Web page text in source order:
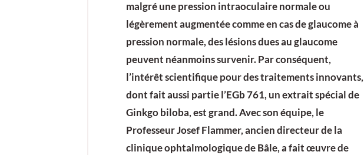
malgré une pression intraoculaire normale ou
légèrement augmentée comme en cas de glaucome à
pression normale, des lésions dues au glaucome
peuvent néanmoins survenir. Par conséquent,
l’intérêt scientifique pour des traitements innovants,
dont fait aussi partie l’EGb 761, un extrait spécial de
Ginkgo biloba, est grand. Avec son équipe, le
Professeur Josef Flammer, ancien directeur de la
clinique ophtalmologique de Bâle, a fait œuvre de